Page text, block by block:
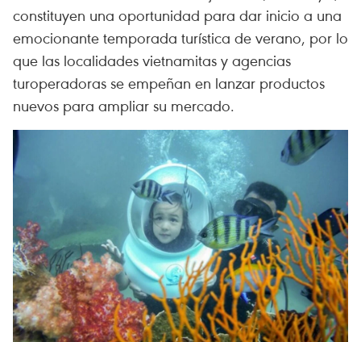
constituyen una oportunidad para dar inicio a una
emocionante temporada turística de verano, por lo
que las localidades vietnamitas y agencias
turoperadoras se empeñan en lanzar productos
nuevos para ampliar su mercado.